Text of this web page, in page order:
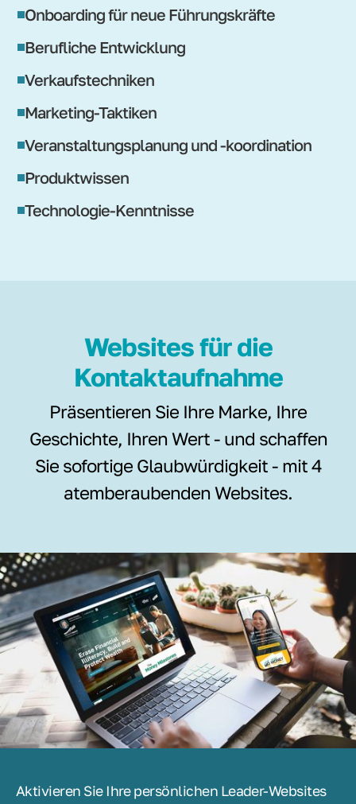
Onboarding für neue Führungskräfte
Berufliche Entwicklung
Verkaufstechniken
Marketing-Taktiken
Veranstaltungsplanung und -koordination
Produktwissen
Technologie-Kenntnisse
Websites für die
Kontaktaufnahme
Präsentieren Sie Ihre Marke, Ihre
Geschichte, Ihren Wert - und schaffen
Sie sofortige Glaubwürdigkeit - mit 4
atemberaubenden Websites.
Aktivieren Sie Ihre persönlichen Leader-Websites